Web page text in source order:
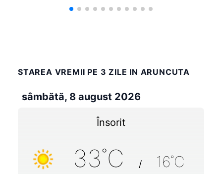
STAREA VREMII PE 3 ZILE IN ARUNCUTA
sâmbătă, 8 august 2026
Însorit
33˚C / 16˚C